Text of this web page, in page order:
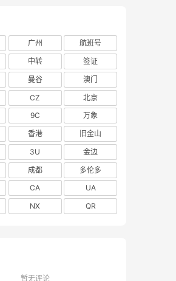
广州
航班号
中转
签证
曼谷
澳门
CZ
北京
9C
万象
香港
旧金山
3U
金边
成都
多伦多
CA
UA
NX QR
暂无评论